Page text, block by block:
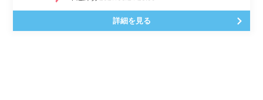
詳細を見る